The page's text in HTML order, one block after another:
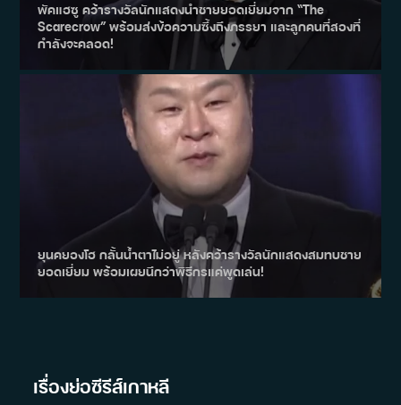
พัคแฮซู คว้ารางวัลนักแสดงนำชายยอดเยี่ยมจาก “The
Scarecrow” พร้อมส่งข้อความซึ้งถึงภรรยา และลูกคนที่สองที่
กำลังจะคลอด!
ยุนคยองโฮ กลั้นน้ำตาไม่อยู่ หลังคว้ารางวัลนักแสดงสมทบชาย
ยอดเยี่ยม พร้อมเผยนึกว่าพิธีกรแค่พูดเล่น!
เรื่องย่อซีรีส์เกาหลี